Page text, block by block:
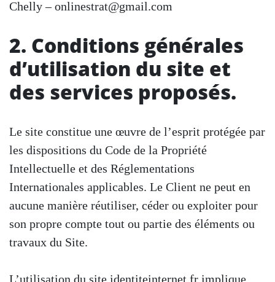
Chelly –onlinestrat@gmail.com
2. Conditions générales
d’utilisation du site et
des services proposés.
Le site constitue une œuvre de l’esprit protégée par
les dispositions du Code de la Propriété
Intellectuelle et des Réglementations
Internationales applicables. Le Client ne peut en
aucune manière réutiliser, céder ou exploiter pour
son propre compte tout ou partie des éléments ou
travaux du Site.
L’utilisation du site identiteinternet.fr implique